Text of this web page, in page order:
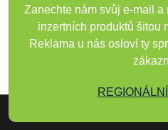
Zanechte nám svůj e-mail
inzertních produktů šitou
Reklama u nás osloví ty